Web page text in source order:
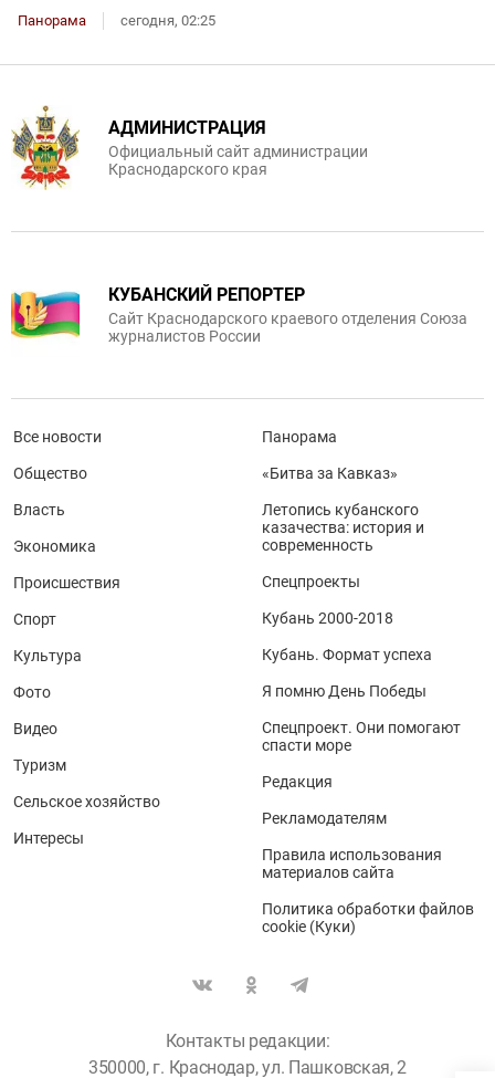
Панорама сегодня, 02:25
АДМИНИСТРАЦИЯ
Официальный сайт администрации
Краснодарского края
КУБАНСКИЙ РЕПОРТЕР
Сайт Краснодарского краевого отделения Союза
журналистов России
Все новости
Общество
Власть
Экономика
Происшествия
Спорт
Культура
Фото
Видео
Туризм
Сельское хозяйство
Интересы
Панорама
«Битва за Кавказ»
Летопись кубанского
казачества: история и
современность
Спецпроекты
Кубань 2000-2018
Кубань. Формат успеха
Я помню День Победы
Спецпроект. Они помогают
спасти море
Редакция
Рекламодателям
Правила использования
материалов сайта
Политика обработки файлов
cookie (Куки)
Контакты редакции:
350000, г. Краснодар, ул. Пашковская, 2